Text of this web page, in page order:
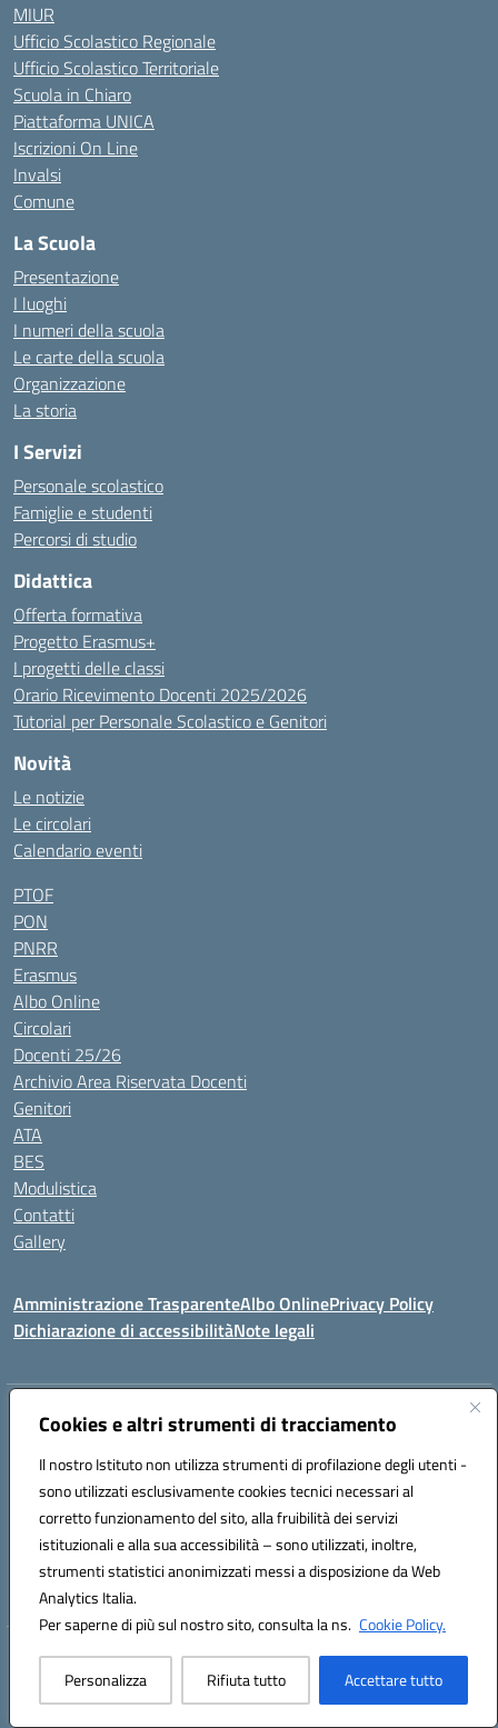
Cookies e altri strumenti di tracciamento
Il nostro Istituto non utilizza strumenti di profilazione degli utenti -
sono utilizzati esclusivamente cookies tecnici necessari al
corretto funzionamento del sito, alla fruibilità dei servizi
istituzionali e alla sua accessibilità – sono utilizzati, inoltre,
strumenti statistici anonimizzati messi a disposizione da Web
Analytics Italia.
Per saperne di più sul nostro sito, consulta la ns. Cookie Policy.
Personalizza Rifiuta tutto Accettare tutto
MIUR
Ufficio Scolastico Regionale
Ufficio Scolastico Territoriale
Scuola in Chiaro
Piattaforma UNICA
Iscrizioni On Line
Invalsi
Comune
La Scuola
Presentazione
I luoghi
I numeri della scuola
Le carte della scuola
Organizzazione
La storia
I Servizi
Personale scolastico
Famiglie e studenti
Percorsi di studio
Didattica
Offerta formativa
Progetto Erasmus+
I progetti delle classi
Orario Ricevimento Docenti 2025/2026
Tutorial per Personale Scolastico e Genitori
Novità
Le notizie
Le circolari
Calendario eventi
PTOF
PON
PNRR
Erasmus
Albo Online
Circolari
Docenti 25/26
Archivio Area Riservata Docenti
Genitori
ATA
BES
Modulistica
Contatti
Gallery
Amministrazione TrasparenteAlbo OnlinePrivacy Policy
Dichiarazione di accessibilitàNote legali
Indirizzo:Via Coniugi Crigna – Cap. 89861 – Tropea (VV)
Posta elettronica certificata (PEC):vvic82200d@pec.istruzione.it
Codice fiscale: 96012410799
Codice meccanografico:VVIC82200D
Codice Indice delle Pubbliche Amministrazioni (IPA): istsc_vvic82200d
Codice unico di fatturazione (CUF): UFUKAE
Hosting & Powered by 3D Solution S.r.l.
Concept & Design by Designers Italia